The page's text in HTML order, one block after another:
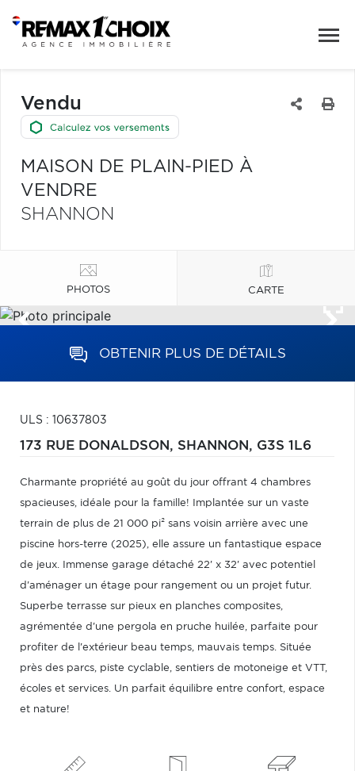
Vendu
MAISON DE PLAIN-PIED À
VENDRE
SHANNON
PHOTOS CARTE
OBTENIR PLUS DE DÉTAILS
ULS : 10637803
173 RUE DONALDSON, SHANNON, G3S 1L6
Charmante propriété au goût du jour offrant 4 chambres
spacieuses, idéale pour la famille! Implantée sur un vaste
terrain de plus de 21 000 pi² sans voisin arrière avec une
piscine hors-terre (2025), elle assure un fantastique espace
de jeux. Immense garage détaché 22' x 32' avec potentiel
d'aménager un étage pour rangement ou un projet futur.
Superbe terrasse sur pieux en planches composites,
agrémentée d'une pergola en pruche huilée, parfaite pour
profiter de l'extérieur beau temps, mauvais temps. Située
près des parcs, piste cyclable, sentiers de motoneige et VTT,
écoles et services. Un parfait équilibre entre confort, espace
et nature!